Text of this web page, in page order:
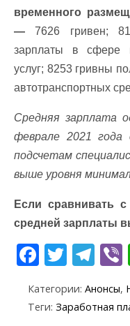
временного
— 7626 гривен;
зарплаты в сфере
услуг; 8253 гривны
автотранспортных
Средняя зарплата
феврале 2021 года
подсчетам
выше уровня
Если сравнивать
средней зарплаты
F
e
T
itt
T
e
Категории: Анонсы,
Теги: Заработная